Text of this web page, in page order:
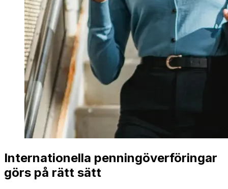
Internationella penningöverföringar
görs på rätt sätt